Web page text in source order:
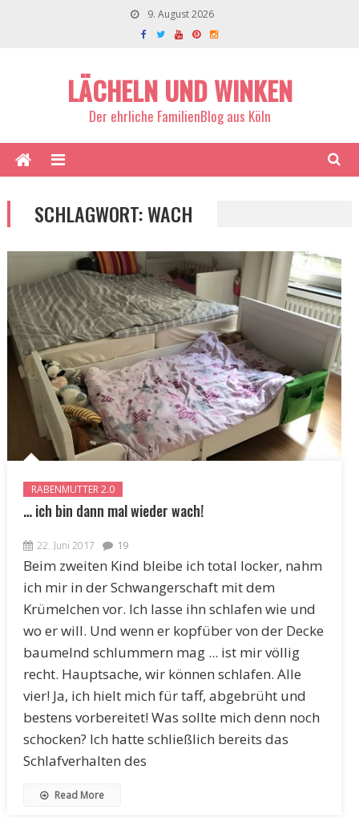
9. August 2026
LÄCHELN UND WINKEN
Der ehrliche FamilienBlog aus Köln
SCHLAGWORT:WACH
RABENMUTTER 2.0
… ich bin dann mal wieder wach!
22. Juni 2017 19
Beim zweiten Kind bleibe ich total locker, nahm
ich mir in der Schwangerschaft mit dem
Krümelchen vor. Ich lasse ihn schlafen wie und
wo er will. Und wenn er kopfüber von der Decke
baumelnd schlummern mag ... ist mir völlig
recht. Hauptsache, wir können schlafen. Alle
vier! Ja, ich hielt mich für taff, abgebrüht und
bestens vorbereitet! Was sollte mich denn noch
schocken? Ich hatte schließlich bereits das
Schlafverhalten des
Read More